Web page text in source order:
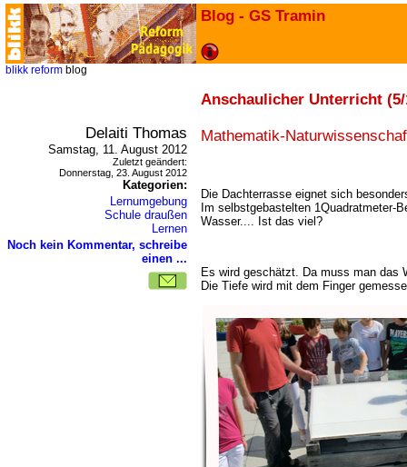
Blog - GS Tramin
blikk reform blog
Anschaulicher Unterricht (5/
Delaiti Thomas
Samstag, 11. August 2012
Zuletzt geändert:
Donnerstag, 23. August 2012
Kategorien:
Lernumgebung
Schule draußen
Lernen
Noch kein Kommentar, schreibe
einen ...
Mathematik-
Die Dachterrasse eignet sich
Im selbstgebastelten 1Quadratmeter-
Wasser.... Ist das viel?
Es wird geschätzt. Da muss man das
Die Tiefe wird mit dem Finger